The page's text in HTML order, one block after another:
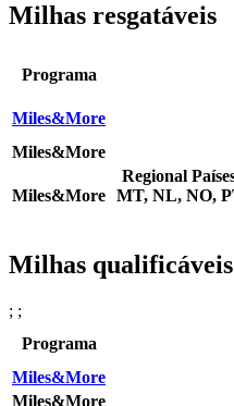
Milhas resgatáveis
Programa
Miles&More
Miles&More
Miles&More
Regional
MT, NL, NO,
Milhas qualificáveis
; ;
Programa
Miles&More
Miles&More